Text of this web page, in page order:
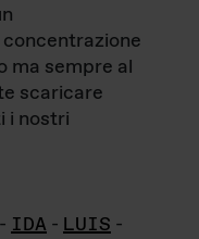
ma sempre al
scaricare
i nostri
- IDA - LUIS -